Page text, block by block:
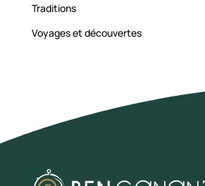
Traditions
Voyages et découvertes